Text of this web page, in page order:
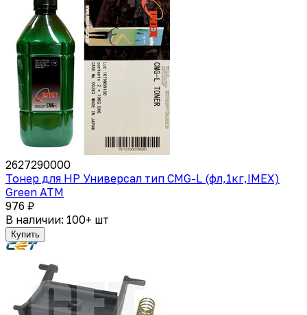
2627290000
Тонер для HP Универсал тип CMG-L (фл,1кг,IMEX)
Green ATM
976 ₽
В наличии: 100+ шт
Купить